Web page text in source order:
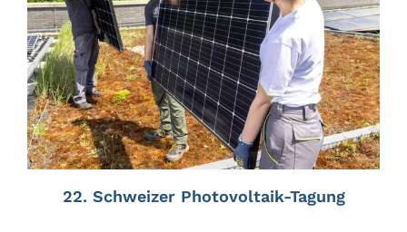
22. Schweizer Photovoltaik-Tagung